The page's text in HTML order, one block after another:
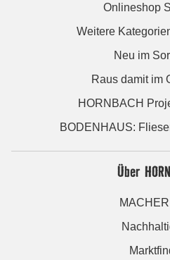
Onlineshop
Weitere
Neu im
Raus damit im
HORNBACH
BODENHAUS:
Über